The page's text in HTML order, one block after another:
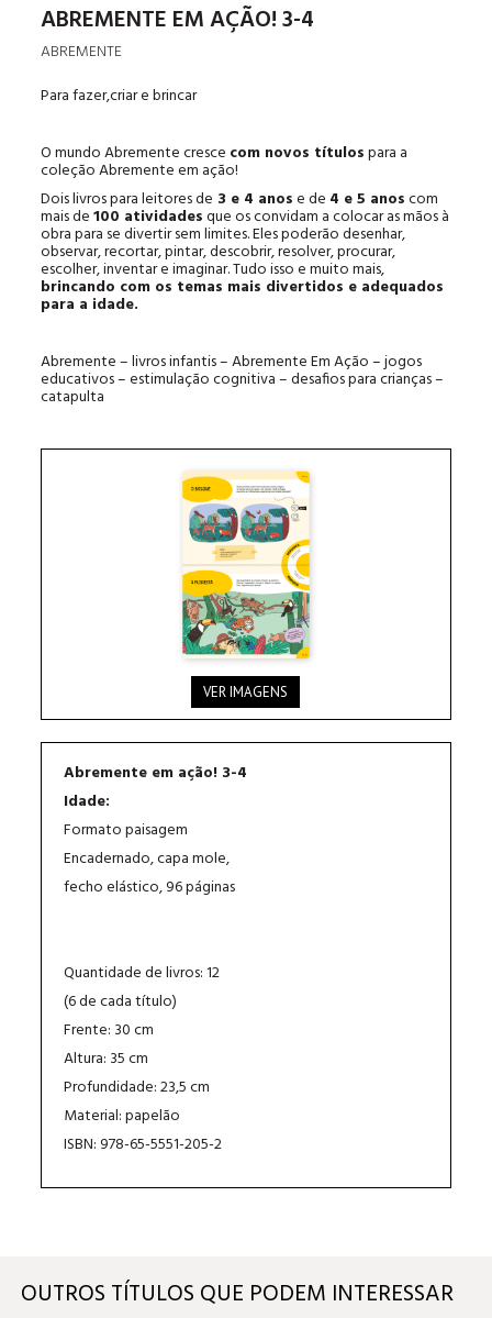
ABREMENTE EM AÇÃO! 3-4
ABREMENTE
Para fazer,criar e brincar
O mundo Abremente cresce com novos títulospara a
coleção Abremente em ação!
Dois livros para leitores de 3 e 4 anose de 4 e 5 anoscom
mais de100 atividadesque os convidam a colocar as mãos à
obra para se divertir sem limites. Eles poderão desenhar,
observar, recortar, pintar, descobrir, resolver, procurar,
escolher, inventar e imaginar. Tudo isso e muito mais,
brincando com os temas mais divertidos e adequados
para a idade.
Abremente – livros infantis – Abremente Em Ação – jogos
educativos – estimulação cognitiva – desafios para crianças –
catapulta
VER IMAGENS
Abremente em ação! 3-4
Idade:
Formato paisagem
Encadernado, capa mole,
fecho elástico, 96 páginas
Quantidade de livros: 12
(6 de cada título)
Frente: 30 cm
Altura: 35 cm
Profundidade: 23,5 cm
Material: papelão
ISBN: 978-65-5551-205-2
OUTROS TÍTULOS QUE PODEM INTERESSAR